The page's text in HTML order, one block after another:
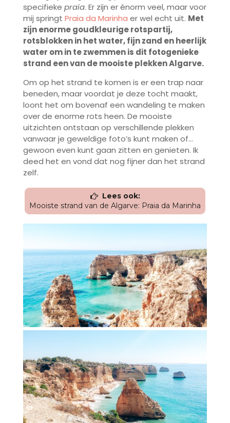
specifieke praia. Er zijn er énorm veel, maar voor
mij springt Praia da Marinha er wel echt uit. Met
zijn enorme goudkleurige rotspartij,
rotsblokken in het water, fijn zand en heerlijk
water om in te zwemmen is dit fotogenieke
strand een van de mooiste plekken Algarve.
Om op het strand te komen is er een trap naar
beneden, maar voordat je deze tocht maakt,
loont het om bovenaf een wandeling te maken
over de enorme rots heen. De mooiste
uitzichten ontstaan op verschillende plekken
vanwaar je geweldige foto’s kunt maken of…
gewoon even kunt gaan zitten en genieten. Ik
deed het en vond dat nog fijner dan het strand
zelf.
Lees ook:
Mooiste strand van de Algarve: Praia da Marinha